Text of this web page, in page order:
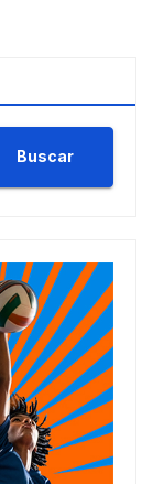
Buscar